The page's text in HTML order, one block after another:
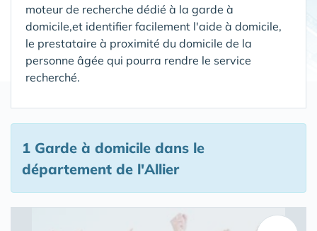
moteur de recherche dédié à la garde à
domicile,et identifier facilement l'aide à domicile,
le prestataire à proximité du domicile de la
personne âgée qui pourra rendre le service
recherché.
1 Garde à domicile dans le
département de l'Allier